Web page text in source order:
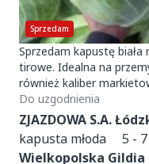
Sprzedam
Sprzedam kapustę biała
tirowe. Idealna na
również kaliber
Do uzgodnienia
ZJAZDOWA S.A.
kapusta młoda 5 - 7
Wielkopolska Gildia